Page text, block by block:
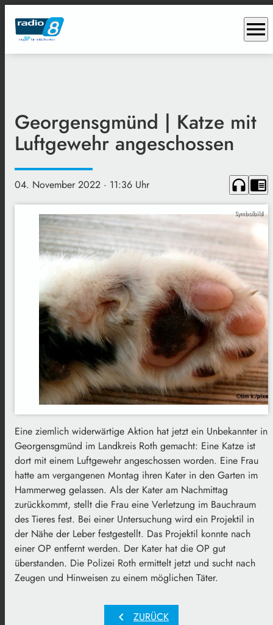
menu
Georgensgmünd | Katze mit
Luftgewehr angeschossen
04. November 2022 · 11:36 Uhr headphones chrome_reader_mode
Symbolbild
Eine ziemlich widerwärtige Aktion hat jetzt ein Unbekannter in
Georgensgmünd im Landkreis Roth gemacht: Eine Katze ist
dort mit einem Luftgewehr angeschossen worden. Eine Frau
hatte am vergangenen Montag ihren Kater in den Garten im
Hammerweg gelassen. Als der Kater am Nachmittag
zurückkommt, stellt die Frau eine Verletzung im Bauchraum
des Tieres fest. Bei einer Untersuchung wird ein Projektil in
der Nähe der Leber festgestellt. Das Projektil konnte nach
einer OP entfernt werden. Der Kater hat die OP gut
überstanden. Die Polizei Roth ermittelt jetzt und sucht nach
Zeugen und Hinweisen zu einem möglichen Täter.
chevron_left ZURÜCK